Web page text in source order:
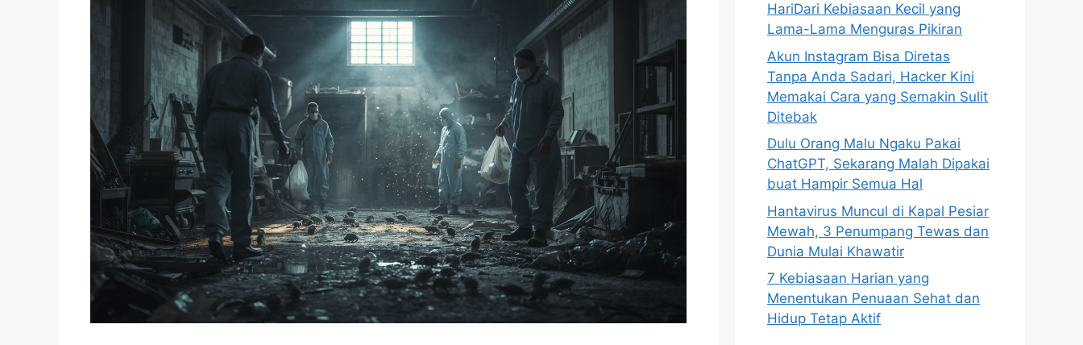
HariDari Kebiasaan Kecil yang
Lama-Lama Menguras Pikiran
Akun Instagram Bisa Diretas
Tanpa Anda Sadari, Hacker Kini
Memakai Cara yang Semakin Sulit
Ditebak
Dulu Orang Malu Ngaku Pakai
ChatGPT, Sekarang Malah Dipakai
buat Hampir Semua Hal
Hantavirus Muncul di Kapal Pesiar
Mewah, 3 Penumpang Tewas dan
Dunia Mulai Khawatir
7 Kebiasaan Harian yang
Menentukan Penuaan Sehat dan
Hidup Tetap Aktif